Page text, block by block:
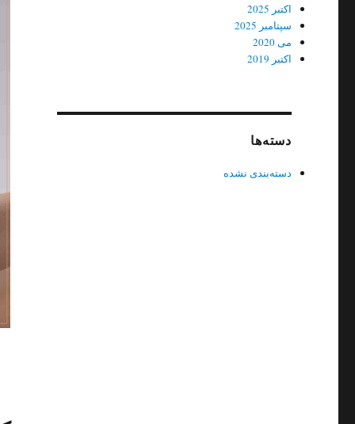
اکتبر 2025
سپتامبر 2025
می 2020
اکتبر 2019
دسته‌ها
دسته‌بندی نشده